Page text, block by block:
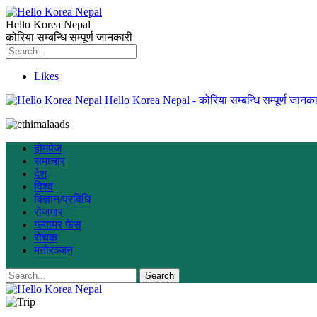
Hello Korea Nepal
कोरिया सम्बन्धि सम्पूर्ण जानकारी
Likes
Hello Korea Nepal - कोरिया सम्बन्धि सम्पूर्ण
होमपेज
समाचार
देश
विश्व
विज्ञान/प्रविधि
रोजगार
ग्ल्यामर फेस
रोचक
मनोरञ्जन